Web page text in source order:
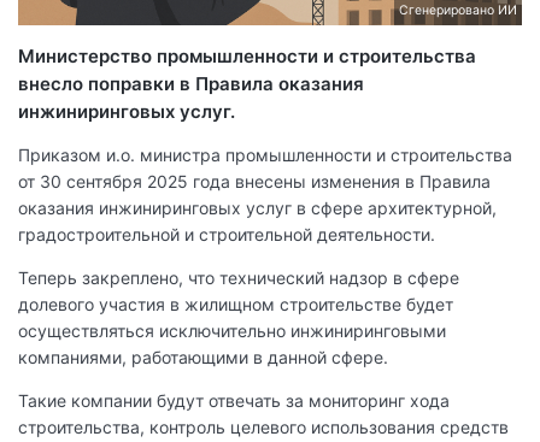
Сгенерировано ИИ
Министерство промышленности и строительства
внесло поправки в Правила оказания
инжиниринговых услуг.
Приказом и.о. министра промышленности и строительства
от 30 сентября 2025 года внесены изменения в Правила
оказания инжиниринговых услуг в сфере архитектурной,
градостроительной и строительной деятельности.
Теперь закреплено, что технический надзор в сфере
долевого участия в жилищном строительстве будет
осуществляться исключительно инжиниринговыми
компаниями, работающими в данной сфере.
Такие компании будут отвечать за мониторинг хода
строительства, контроль целевого использования средств